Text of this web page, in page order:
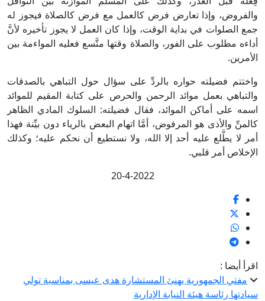
والفروض، وإذا تعارض فرض كالعمل مع فرض كالصلاة فيجوز له
جمع الصلوات في بداية الوقت، وإذا كان العمل لا يجوز تأخيره لأنَّ
أداءه مطلوب على الفور، والصلاة وقتها متَّسع فعليه المواءمة بين
الأمرين.
واختتم فضيلته حواره بالردِّ على سؤال حول التباهي بالصدقات
والتباهي بعمل موائد الرحمن والحرص على كتابة المقيم للموائد
اسمه على أماكن الموائد، فقال فضيلته: السلوك المادي الظاهر
كالمنِّ والأذى هو المرفوض، أمَّا اتهام البعض بالرياء دون بيِّنة فهذا
أمر لا يطَّلع عليه أحد إلا الله، ولا نستطيع أن نحكم عليه؛ وكذلك
الإخلاص أمر قلبي.
20-4-2022
اقرأ أيضا :
مفتي الجمهورية يهنئ المستشارة هدى عيسى بمناسبة تولي
سيادتها رئاسة هيئة النيابة الإدارية